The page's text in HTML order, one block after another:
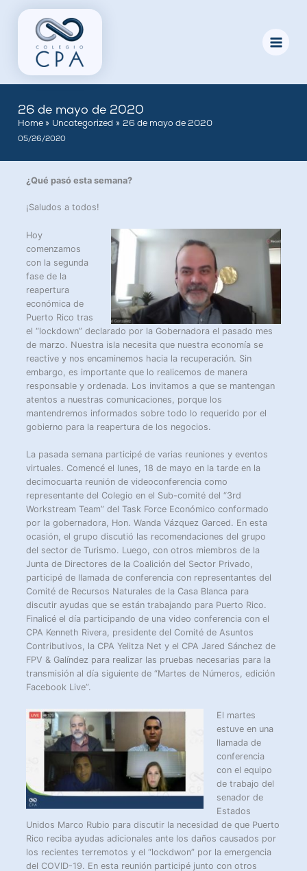
26 de mayo de 2020
Home Uncategorized 26 de mayo de 2020
05/26/2020
¿Qué pasó esta semana?
¡Saludos a todos!
Hoy
comenzamos
con la segunda
fase de la
reapertura
económica de
Puerto Rico tras
el “lockdown” declarado por la Gobernadora el pasado mes
de marzo. Nuestra isla necesita que nuestra economía se
reactive y nos encaminemos hacia la recuperación. Sin
embargo, es importante que lo realicemos de manera
responsable y ordenada. Los invitamos a que se mantengan
atentos a nuestras comunicaciones, porque los
mantendremos informados sobre todo lo requerido por el
gobierno para la reapertura de los negocios.
La pasada semana participé de varias reuniones y eventos
virtuales. Comencé el lunes, 18 de mayo en la tarde en la
decimocuarta reunión de videoconferencia como
representante del Colegio en el Sub-comité del “3rd
Workstream Team” del Task Force Económico conformado
por la gobernadora, Hon. Wanda Vázquez Garced. En esta
ocasión, el grupo discutió las recomendaciones del grupo
del sector de Turismo. Luego, con otros miembros de la
Junta de Directores de la Coalición del Sector Privado,
participé de llamada de conferencia con representantes del
Comité de Recursos Naturales de la Casa Blanca para
discutir ayudas que se están trabajando para Puerto Rico.
Finalicé el día participando de una video conferencia con el
CPA Kenneth Rivera, presidente del Comité de Asuntos
Contributivos, la CPA Yelitza Net y el CPA Jared Sánchez de
FPV & Galíndez para realizar las pruebas necesarias para la
transmisión al día siguiente de “Martes de Números, edición
Facebook Live”.
El martes
estuve en una
llamada de
conferencia
con el equipo
de trabajo del
senador de
Estados
Unidos Marco Rubio para discutir la necesidad de que Puerto
Rico reciba ayudas adicionales ante los daños causados por
los recientes terremotos y el “lockdwon” por la emergencia
del COVID-19. En esta reunión participé junto con otros